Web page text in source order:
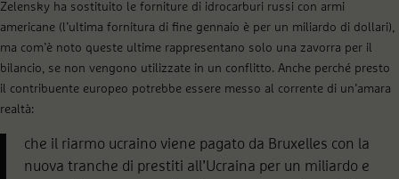
Zelensky ha sostituito le forniture di idrocarburi russi con armi
americane (l’ultima fornitura di fine gennaio è per un miliardo di dollari),
ma com’è noto queste ultime rappresentano solo una zavorra per il
bilancio, se non vengono utilizzate in un conflitto. Anche perché presto
il contribuente europeo potrebbe essere messo al corrente di un’amara
realtà:
che il riarmo ucraino viene pagato da Bruxelles con la
nuova tranche di prestiti all’Ucraina per un miliardo e